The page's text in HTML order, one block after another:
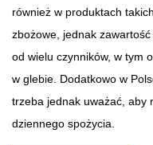
również w produktach
zbożowe, jednak
od wielu czynników, w tym
w glebie. Dodatkowo w
trzeba jednak uważać, aby
dziennego spożycia.